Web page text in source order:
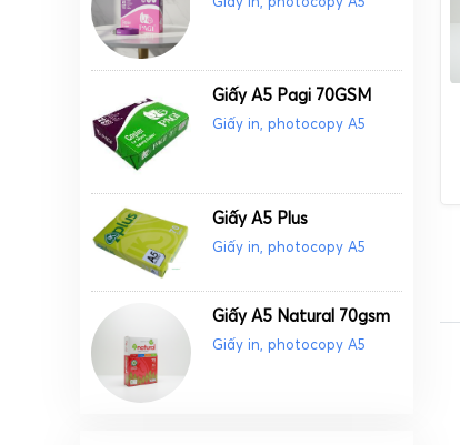
Giấy A5 Pagi 70GSM
Giấy in, photocopy A5
Giấy A5 Plus
Giấy in, photocopy A5
Giấy A5 Natural 70gsm
Giấy in, photocopy A5